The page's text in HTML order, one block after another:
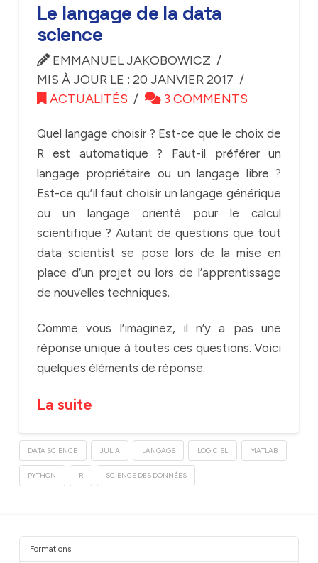
Le langage de la data
science
EMMANUEL JAKOBOWICZ
MIS À JOUR LE : 20 JANVIER 2017
ACTUALITÉS
3 COMMENTS
Quel langage choisir ? Est-ce que le choix de
R est automatique ? Faut-il préférer un
langage propriétaire ou un langage libre ?
Est-ce qu’il faut choisir un langage générique
ou un langage orienté pour le calcul
scientifique ? Autant de questions que tout
data scientist se pose lors de la mise en
place d’un projet ou lors de l’apprentissage
de nouvelles techniques.
Comme vous l’imaginez, il n’y a pas une
réponse unique à toutes ces questions. Voici
quelques éléments de réponse.
La suite
DATA SCIENCE JULIA LANGAGE LOGICIEL MATLAB
PYTHON R SCIENCE DES DONNÉES
Formations